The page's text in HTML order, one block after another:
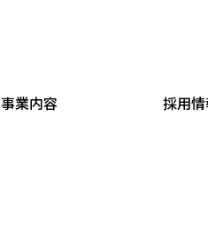
事業内容 採用